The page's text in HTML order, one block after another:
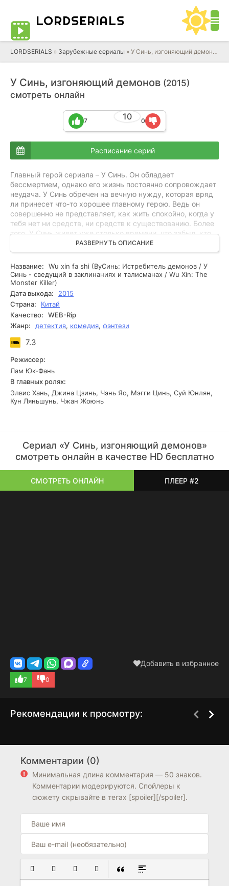
LORDSERIALS
LORDSERIALS » Зарубежные сериалы » У Синь, изгоняющий демонов
У Синь, изгоняющий демонов (2015)
смотреть онлайн
10
7 0
Расписание серий
Главный герой сериала – У Синь. Он обладает
бессмертием, однако его жизнь постоянно сопровождает
неудача. У Синь обречен на вечную нужду, которая вряд
ли принесет что-то хорошее главному герою. Ведь он
совершенно не представляет, как жить спокойно, когда у
тебя нет ни средств, ни средств к существованию. Более
того, У Синь живет уже столько времени, что забыл, кто
он на самом деле. Существует вероятность, что он
человек, но главный герой не отрицает своего
демонического происхождения. Сюжет сериала
перенесет зрителей в эпоху династии Цин. В конце
концов, главный герой находит женщину среди смертных,
с которой он хотел бы прожить долгую и счастливую
жизнь. У Синь уходит с ней в горы, чтобы вместе жить
долго и счастливо, но вскоре, в период Китайской
Республики, мужчине приходится вернуться в большой
мир, так как возлюбленная погибает. Главный герой
решает притвориться монахом, чтобы мирно жить на
земле, но вскоре он находит новое предназначение – как
бессмертный, он может сражаться с множеством
демонов и монстров, которые захватили местность, поля
и леса. Главный герой сталкивается с сильными
противниками, но они не знают его главной тайны, когда
вступают в битву с ним.
РАЗВЕРНУТЬ ОПИСАНИЕ
Название:
Wu xin fa shi (ВуСинь: Истребитель демонов / У
Синь - сведущий в заклинаниях и талисманах / Wu Xin: The
Monster Killer)
Дата выхода:
2015
Страна:
Китай
Качество:
WEB-Rip
Жанр:
детектив, комедия, фэнтези
7.3
Режиссер:
Лам Юк-Фань
В главных ролях:
Элвис Хань, Джина Цзинь, Чэнь Яо, Мэгги Цинь, Суй Юнлян,
Кун Ляньшунь, Чжан Жоюнь
Сериал «У Синь, изгоняющий демонов»
смотреть онлайн в качестве HD бесплатно
СМОТРЕТЬ ОНЛАЙН ПЛЕЕР #2
Добавить в избранное
7 0
Рекомендации к просмотру:
7.8 7.0
Комментарии (0)
Минимальная длина комментария — 50 знаков.
Комментарии модерируются. Спойлеры к
сюжету скрывайте в тегах [spoiler][/spoiler].
ПОЛУЖИРНЫЙ
КУРСИВПОДЧЕРКНУТЫЙ
ЗАЧЕРКНУТЫЙ
ВСТАВКА ЦИТАТЫ
ВСТАВКА СПОЙЛЕРА